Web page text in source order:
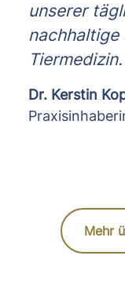
unserer
nachhaltige
Tiermedizin.
Dr. Kerstin
Mehr